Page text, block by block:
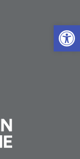
Vis